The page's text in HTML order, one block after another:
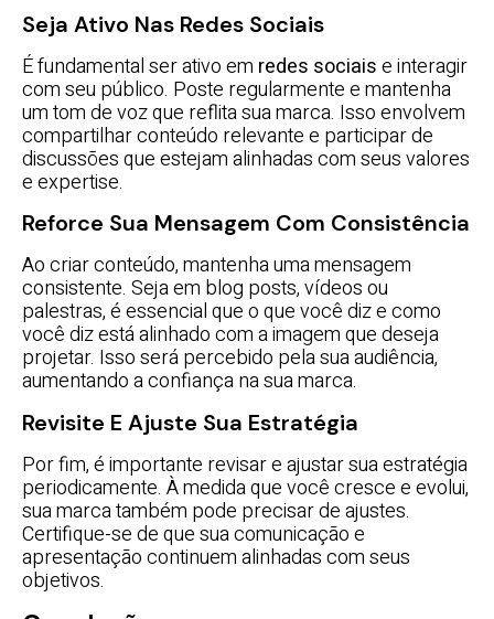
Seja Ativo Nas Redes Sociais
É fundamental ser ativo em redes sociaise interagir
com seu público. Poste regularmente e mantenha
um tom de voz que reflita sua marca. Isso envolvem
compartilhar conteúdo relevante e participar de
discussões que estejam alinhadas com seus valores
e expertise.
Reforce Sua Mensagem Com Consistência
Ao criar conteúdo, mantenha uma mensagem
consistente. Seja em blog posts, vídeos ou
palestras, é essencial que o que você diz e como
você diz está alinhado com a imagem que deseja
projetar. Isso será percebido pela sua audiência,
aumentando a confiança na sua marca.
Revisite E Ajuste Sua Estratégia
Por fim, é importante revisar e ajustar sua estratégia
periodicamente. À medida que você cresce e evolui,
sua marca também pode precisar de ajustes.
Certifique-se de que sua comunicação e
apresentação continuem alinhadas com seus
objetivos.